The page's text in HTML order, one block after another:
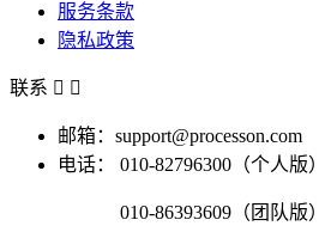
服务条款
隐私政策
联系  
邮箱：support@processon.com
电话：
010-82796300（个人版）
010-86393609（团队版）